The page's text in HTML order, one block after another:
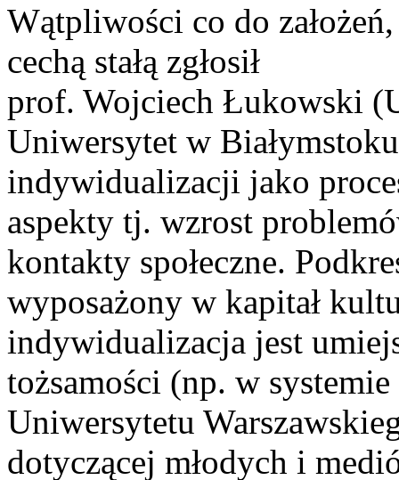
Wątpliwości co do
cechą stałą zgłosił
prof. Wojciech Łukowski
Uniwersytet w
indywidualizacji jako
aspekty tj. wzrost
kontakty społeczne.
wyposażony w kapitał
indywidualizacja jest
tożsamości (np. w
Uniwersytetu
dotyczącej młodych i